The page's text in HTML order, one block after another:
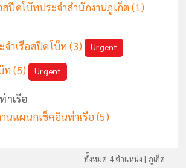
สปีดโบ๊ทประจำสำนักงานภูเก็ต(1)
จำเรือสปีดโบ๊ท(3) Urgent
ท(5) Urgent
าเรือ
นแผนกเช็คอินท่าเรือ(5)
ทั้งหมด 4 ตำแหน่ง | ภูเก็ต